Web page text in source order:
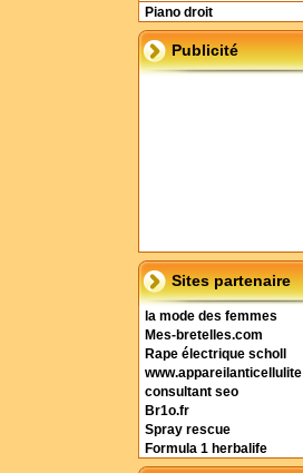
Piano droit
Publicité
Sites partenaire
la mode des femmes
Mes-bretelles.com
Rape électrique scholl
www.appareilanticellulite
consultant seo
Br1o.fr
Spray rescue
Formula 1 herbalife